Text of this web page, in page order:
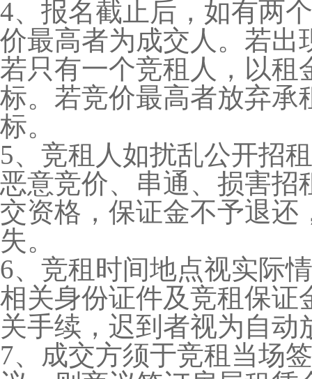
4、报名截止后，如有两
价最高者为成交人。若出
若只有一个竞租人，以租
标。若竞价最高者放弃承
标。
5、竞租人如扰乱公开招
恶意竞价、串通、损害招
交资格，保证金不予退还
失。
6、竞租时间地点视实际
相关身份证件及竞租保证
关手续，迟到者视为自动
7、成交方须于竞租当场